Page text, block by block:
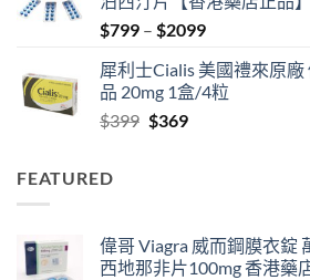
$500.$450.
$799 – $2099Price
$799
through
犀利士Cialis 美國禮來原
品 20mg 1盒/4粒
$399 Original
$369Current
FEATURED
偉哥 Viagra 威而鋼膜衣錠
西地那非片100mg 香港藥